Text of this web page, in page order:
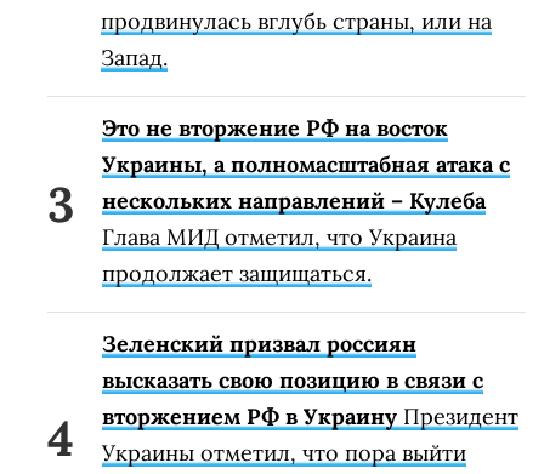
продвинулась вглубь страны, или на
Запад.
Это не вторжение РФ на восток
Украины, а полномасштабная атака с
нескольких направлений – Кулеба
Глава МИД отметил, что Украина
продолжает защищаться.
Зеленский призвал россиян
высказать свою позицию в связи с
вторжением РФ в Украину Президент
Украины отметил, что пора выйти